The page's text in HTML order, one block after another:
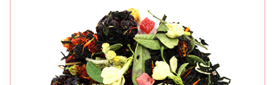
иммунитет, нормализует
пищеварение и поднимает
настроение.